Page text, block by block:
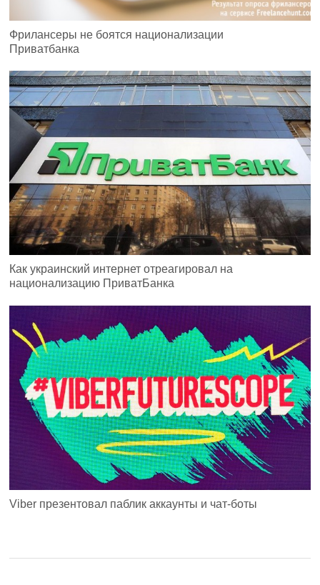
Фрилансеры не боятся национализации
Приватбанка
Как украинский интернет отреагировал на
национализацию ПриватБанка
Viber презентовал паблик аккаунты и чат-боты